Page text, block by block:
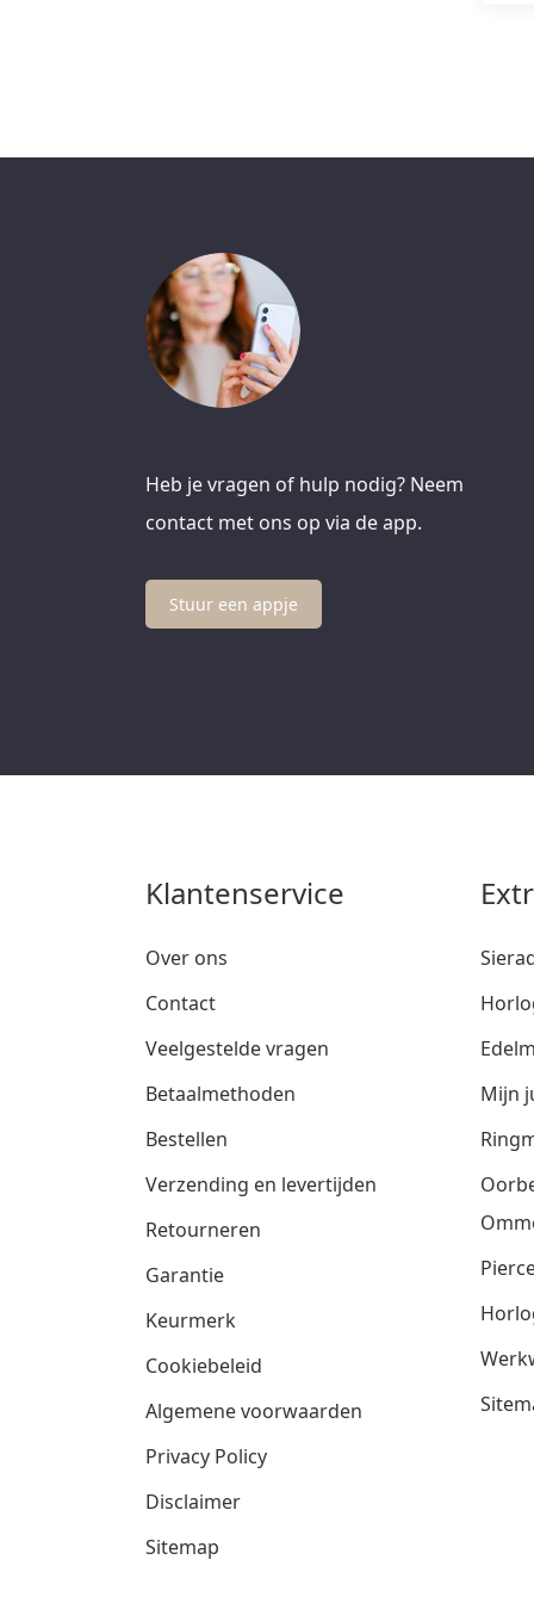
Heb je vragen of hulp nodig? Neem
contact met ons op via de app.
Stuur een appje
Klantenservice
Over ons
Contact
Veelgestelde vragen
Betaalmethoden
Bestellen
Verzending en levertijden
Retourneren
Garantie
Keurmerk
Cookiebeleid
Algemene voorwaarden
Privacy Policy
Disclaimer
Sitemap
Mijn